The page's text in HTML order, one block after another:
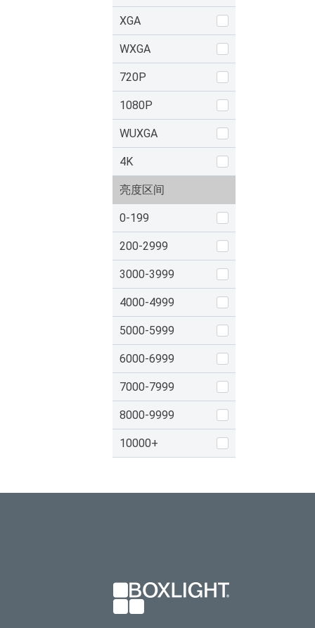
XGA
WXGA
720P
1080P
WUXGA
4K
亮度区间
0-199
200-2999
3000-3999
4000-4999
5000-5999
6000-6999
7000-7999
8000-9999
10000+